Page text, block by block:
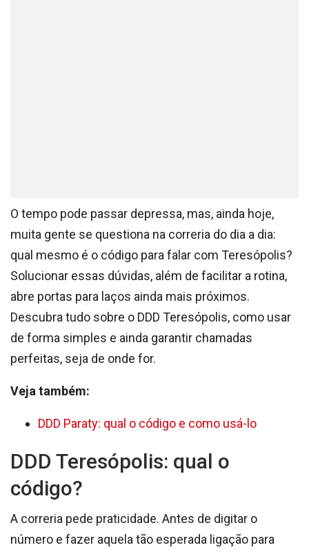
O tempo pode passar depressa, mas, ainda hoje,
muita gente se questiona na correria do dia a dia:
qual mesmo é o código para falar com Teresópolis?
Solucionar essas dúvidas, além de facilitar a rotina,
abre portas para laços ainda mais próximos.
Descubra tudo sobre o DDD Teresópolis, como usar
de forma simples e ainda garantir chamadas
perfeitas, seja de onde for.
Veja também:
DDD Paraty: qual o código e como usá-lo
DDD Teresópolis: qual o
código?
A correria pede praticidade. Antes de digitar o
número e fazer aquela tão esperada ligação para